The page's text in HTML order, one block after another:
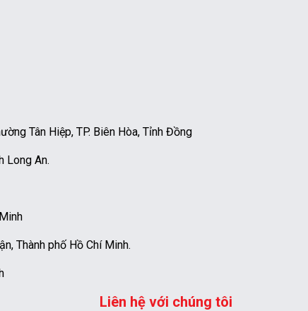
Tân Hiệp, TP. Biên Hòa, Tỉnh Đồng
Long An.
Thành phố Hồ Chí Minh.
Liên hệ với chúng tôi